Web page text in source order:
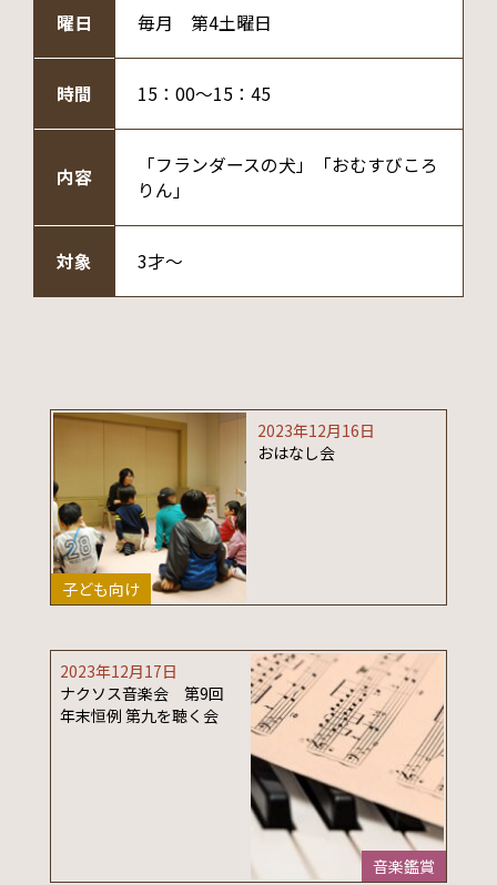
曜日 毎月 第4土曜日
時間 15：00～15：45
内容
「フランダースの犬」「おむすびころ
りん」
対象 3才～
子ども向け
2023年12月16日
おはなし会
音楽鑑賞
2023年12月17日
ナクソス音楽会 第9回
年末恒例 第九を聴く会